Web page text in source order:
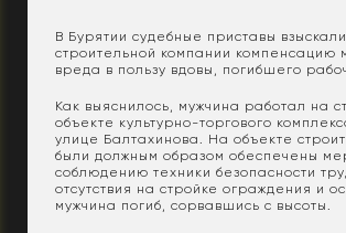
В Бурятии судебные приставы
строительной компании компенсацию
вреда в пользу вдовы, погибшего
Как выяснилось, мужчина работал на
объекте культурно-торгового
улице Балтахинова. На объекте
были должным образом обеспечены
соблюдению техники безопасности
отсутствия на стройке ограждения и
мужчина погиб, сорвавшись с высоты.